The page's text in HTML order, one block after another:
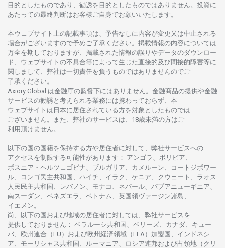
目的としたものであり、 勧誘を 目的としたものではありません。 投資に
あたっての最終判断はお客様ご自身でお願いいたします。
本ウェブサイト 上の記載事項は、 予告なしに 内容が変更又は中止さ れる
場合がございますので予めご了承ください。 掲載情報の内容については
万全を期しておりますが、 掲載さ れた情報の誤りやデータのダウンロー
ド、 ウェブサイトの不具合等に よって生じた 直接的及び間接的障害等に
関し まして、 弊社は一切責任を負うものではありませんのでご
了承ください。
Axiory Global は金融庁の監督下にはありません。 金融商品の提供や金融
サービスの勧誘と 考えられる業務には携わっておらず、 本
ウェブサイトは 日本に 居住さ れている方を対象としたものでは
ございません。
また、 弊社のサービスは、18歳未満の方は ご
利用頂けません 。
以下の国の国籍を保持する方や居住者に対して、 弊社サービスへの
アクセスを制限する可能性があります ： アンゴラ、ボリビア、
ボスニア ・ ヘルツェゴビナ、ブルガリア、カメルーン、コートジボワー
ル、
コンゴ民主共和国、ハイチ、イラク、ケニア、クウェート、 ラオス
人民民主共和国、レバノン、モナコ、ネパール、パプアニューギニア、
南スーダン、ベネズエラ、ベトナム、 英国領ヴァージン諸島、
イエメン。
尚、 以下の国および地域の居住者に対しては、 弊社サービスを
提供しておりません ： ベラルーシ共和国、ベリーズ、カナダ、キュー
バ、 欧州連合 （EU） および欧州経済領域 （EEA）加盟国、インドネシ
ア、 モーリシャス共和国、ルーマニア、 ロシア連邦および占領地 （クリ